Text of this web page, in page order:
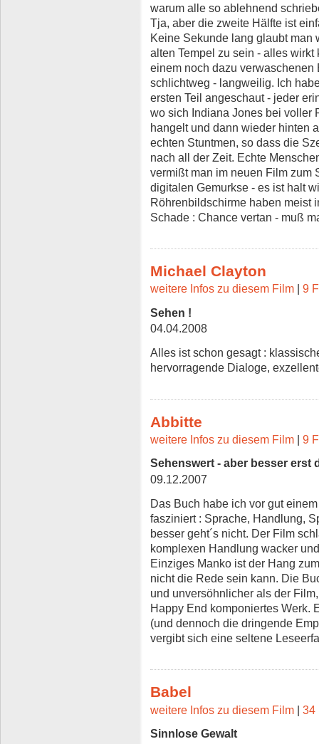
warum alle so ablehnend
Tja, aber die zweite Hälfte ist
Keine Sekunde lang glaubt man
alten Tempel zu sein - alles
einem noch dazu
schlichtweg - langweilig. Ich
ersten Teil angeschaut - jeder
wo sich Indiana Jones bei voller
hangelt und dann wieder hinten
echten Stuntmen, so dass die
nach all der Zeit. Echte
vermißt man im neuen Film zum
digitalen Gemurkse - es ist halt
Röhrenbildschirme haben meist
Schade : Chance vertan - muß
Michael Clayton
weitere Infos zu diesem Film
9
Sehen !
04.04.2008
Alles ist schon gesagt :
hervorragende Dialoge,
Abbitte
weitere Infos zu diesem Film | 9
Sehenswert - aber besser erst
09.12.2007
Das Buch habe ich vor gut
fasziniert : Sprache, Handlung,
besser geht´s nicht. Der Film
komplexen Handlung wacker
Einziges Manko ist der Hang
nicht die Rede sein kann. Die
und unversöhnlicher als der
Happy End komponiertes Werk.
(und dennoch die dringende
vergibt sich eine seltene
Babel
weitere Infos zu diesem Film | 34
Sinnlose Gewalt